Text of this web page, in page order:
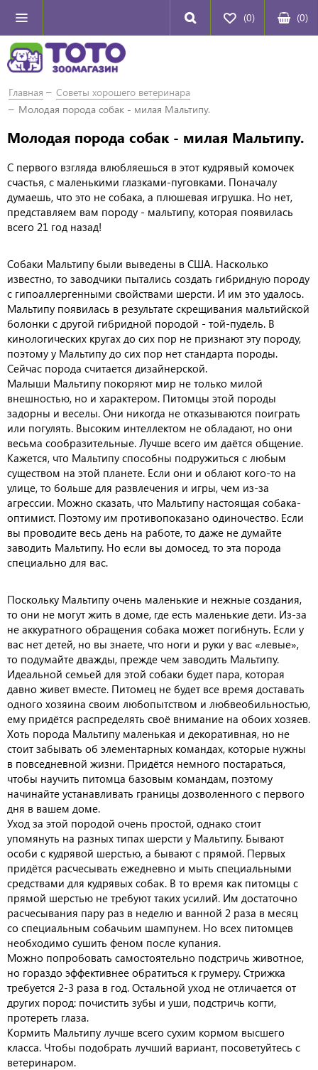
(0) (0)
Главная
Советы хорошего ветеринара
Молодая порода собак - милая Мальтипу.
Молодая порода собак - милая Мальтипу.
С первого взгляда влюбляешься в этот кудрявый комочек
счастья, с маленькими глазками-пуговками. Поначалу
думаешь, что это не собака, а плюшевая игрушка. Но нет,
представляем вам породу - мальтипу, которая появилась
всего 21 год назад!
Собаки Мальтипу были выведены в США. Насколько
известно, то заводчики пытались создать гибридную породу
с гипоаллергенными свойствами шерсти. И им это удалось.
Мальтипу появилась в результате скрещивания мальтийской
болонки с другой гибридной породой - той-пудель. В
кинологических кругах до сих пор не признают эту породу,
поэтому у Мальтипу до сих пор нет стандарта породы.
Сейчас порода считается дизайнерской.
Малыши Мальтипу покоряют мир не только милой
внешностью, но и характером. Питомцы этой породы
задорны и веселы. Они никогда не отказываются поиграть
или погулять. Высоким интеллектом не обладают, но они
весьма сообразительные. Лучше всего им даётся общение.
Кажется, что Мальтипу способны подружиться с любым
существом на этой планете. Если они и облают кого-то на
улице, то больше для развлечения и игры, чем из-за
агрессии. Можно сказать, что Мальтипу настоящая собака-
оптимист. Поэтому им противопоказано одиночество. Если
вы проводите весь день на работе, то даже не думайте
заводить Мальтипу. Но если вы домосед, то эта порода
специально для вас.
Поскольку Мальтипу очень маленькие и нежные создания,
то они не могут жить в доме, где есть маленькие дети. Из-за
не аккуратного обращения собака может погибнуть. Если у
вас нет детей, но вы знаете, что ноги и руки у вас «левые»,
то подумайте дважды, прежде чем заводить Мальтипу.
Идеальной семьей для этой собаки будет пара, которая
давно живет вместе. Питомец не будет все время доставать
одного хозяина своим любопытством и любвеобильностью,
ему придётся распределять своё внимание на обоих хозяев.
Хоть порода Мальтипу маленькая и декоративная, но не
стоит забывать об элементарных командах, которые нужны
в повседневной жизни. Придётся немного постараться,
чтобы научить питомца базовым командам, поэтому
начинайте устанавливать границы дозволенного с первого
дня в вашем доме.
Уход за этой породой очень простой, однако стоит
упомянуть на разных типах шерсти у Мальтипу. Бывают
особи с кудрявой шерстью, а бывают с прямой. Первых
придётся расчесывать ежедневно и мыть специальными
средствами для кудрявых собак. В то время как питомцы с
прямой шерстью не требуют таких усилий. Им достаточно
расчесывания пару раз в неделю и ванной 2 раза в месяц
со специальным собачьим шампунем. Но всех питомцев
необходимо сушить феном после купания.
Можно попробовать самостоятельно подстричь животное,
но гораздо эффективнее обратиться к грумеру. Стрижка
требуется 2-3 раза в год. Остальной уход не отличается от
других пород: почистить зубы и уши, подстричь когти,
протереть глаза.
Кормить Мальтипу лучше всего сухим кормом высшего
класса. Чтобы подобрать лучший вариант, посоветуйтесь с
ветеринаром.